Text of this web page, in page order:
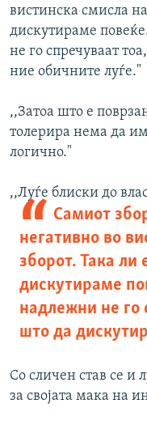
вистинска смисла
дискутираме
не го спречуваат
ние обичните луѓе."
,,Затоа што е
толерира нема да
логично."
,,Луѓе блиски до
Самиот
негативно во
зборот. Така ли
дискутираме
надлежни не го
што да
Со сличен став се и
за својата мака на